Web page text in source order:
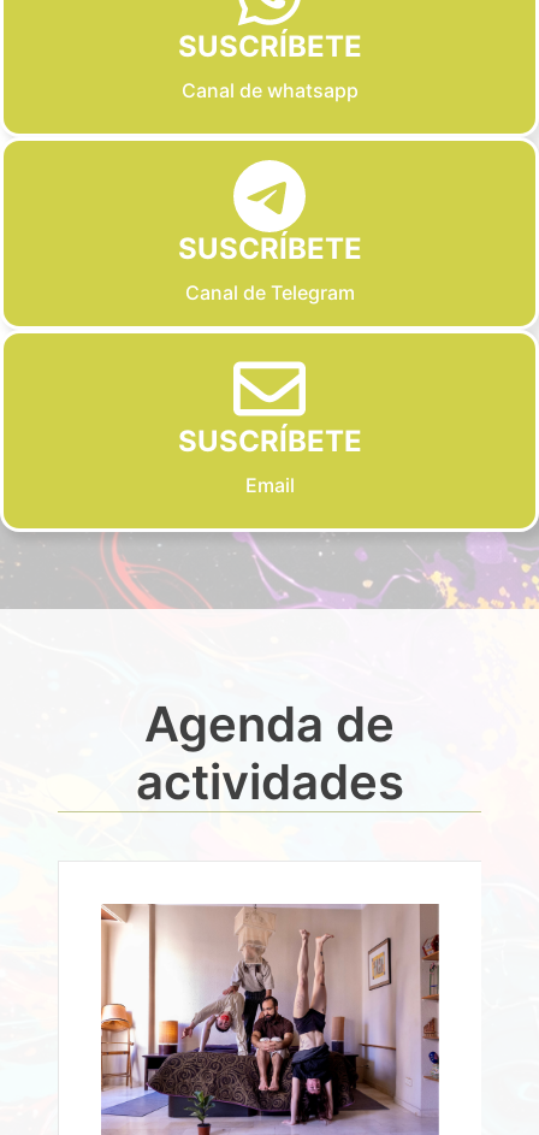
SUSCRÍBETE
Canal de whatsapp
SUSCRÍBETE
Canal de Telegram
SUSCRÍBETE
Email
Agenda de
actividades